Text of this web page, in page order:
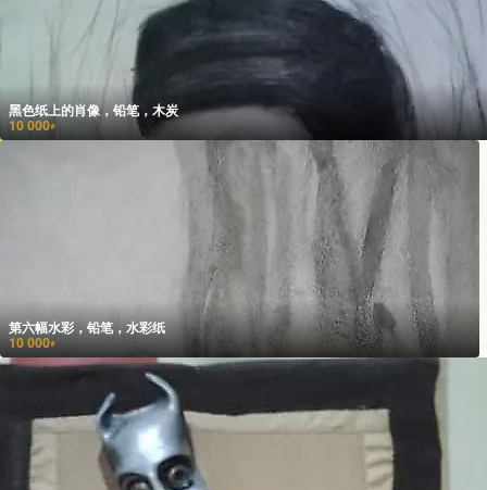
黑色纸上的肖像，铅笔，木炭
10 000₽
第六幅水彩，铅笔，水彩纸
10 000₽